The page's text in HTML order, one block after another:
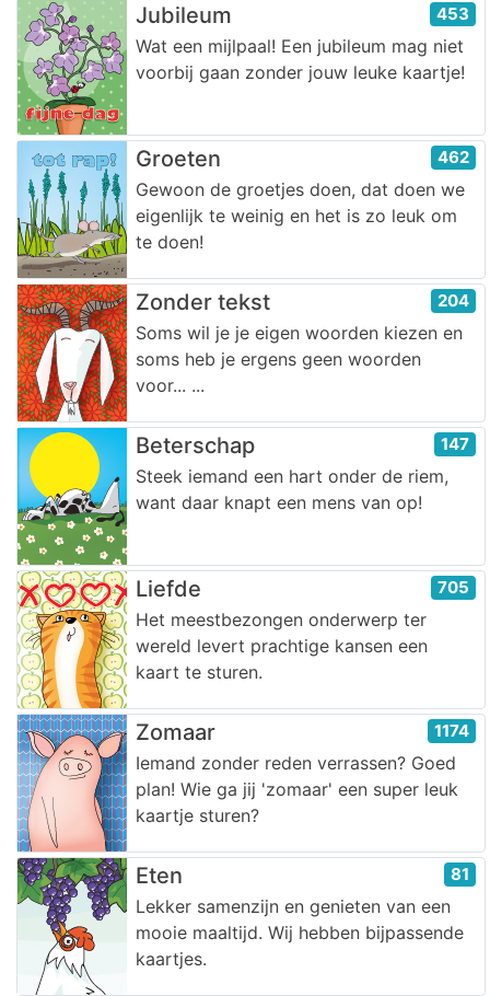
Jubileum 453
Wat een mijlpaal! Een jubileum mag niet
voorbij gaan zonder jouw leuke kaartje!
Groeten 462
Gewoon de groetjes doen, dat doen we
eigenlijk te weinig en het is zo leuk om
te doen!
Zonder tekst 204
Soms wil je je eigen woorden kiezen en
soms heb je ergens geen woorden
voor... ...
Beterschap 147
Steek iemand een hart onder de riem,
want daar knapt een mens van op!
Liefde 705
Het meestbezongen onderwerp ter
wereld levert prachtige kansen een
kaart te sturen.
Zomaar 1174
Iemand zonder reden verrassen? Goed
plan! Wie ga jij 'zomaar' een super leuk
kaartje sturen?
Eten 81
Lekker samenzijn en genieten van een
mooie maaltijd. Wij hebben bijpassende
kaartjes.